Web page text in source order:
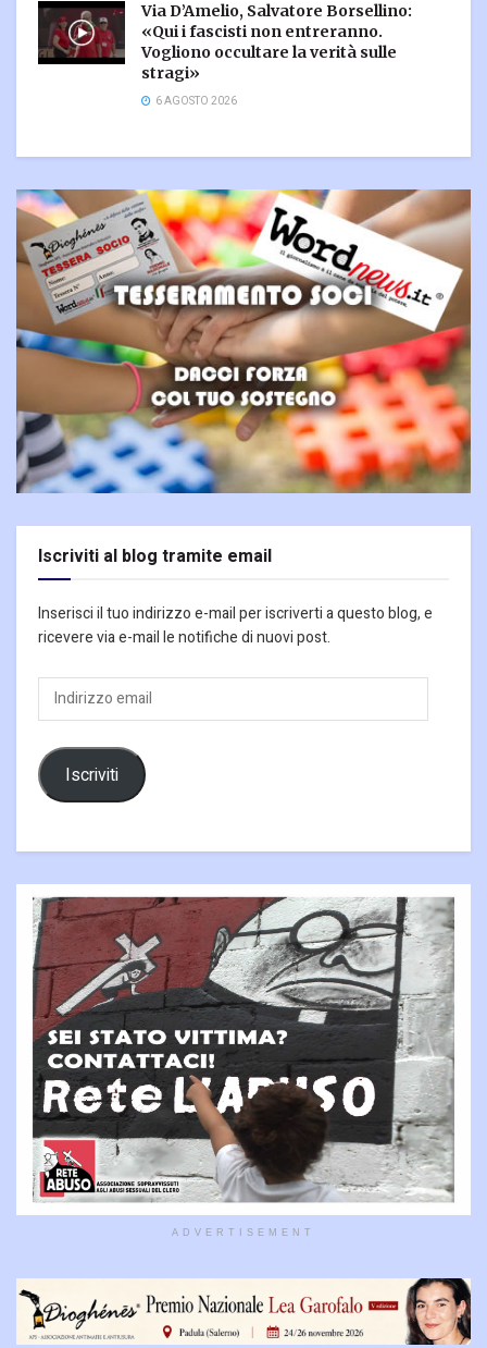
Via D’Amelio, Salvatore Borsellino:
«Qui i fascisti non entreranno.
Vogliono occultare la verità sulle
stragi»
6 AGOSTO 2026
Iscriviti al blog tramite email
Inserisci il tuo indirizzo e-mail per iscriverti a questo blog, e
ricevere via e-mail le notifiche di nuovi post.
Indirizzo
email
Iscriviti
ADVERTISEMENT